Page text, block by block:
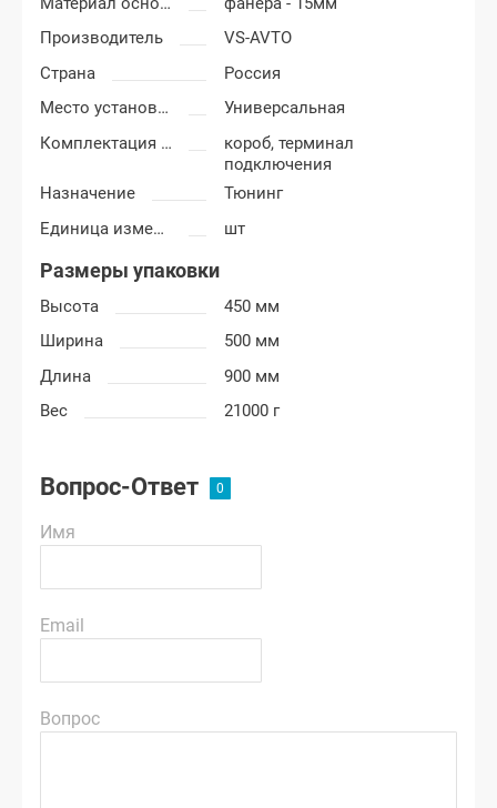
Производитель
VS-AVTO
Страна
Россия
Место установки короба
Универсальная
Комплектация короба
короб, терминал
подключения
Назначение
Тюнинг
Единица измерения
шт
Размеры упаковки
Высота
450 мм
Ширина
500 мм
Длина
900 мм
Вес
21000 г
Вопрос-Ответ
Имя
Email
Вопрос